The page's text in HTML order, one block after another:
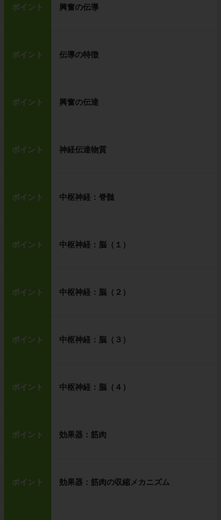
ポイント 興奮の伝導
ポイント 伝導の特徴
ポイント 興奮の伝達
ポイント 神経伝達物質
ポイント 中枢神経：脊髄
ポイント 中枢神経：脳（１）
ポイント 中枢神経：脳（２）
ポイント 中枢神経：脳（３）
ポイント 中枢神経：脳（４）
ポイント 効果器：筋肉
ポイント 効果器：筋肉の収縮メカニズム